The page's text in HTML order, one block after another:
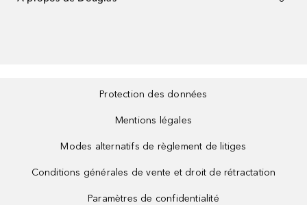
Protection des données
Mentions légales
Modes alternatifs de règlement de litiges
Conditions générales de vente et droit de rétractation
Paramètres de confidentialité